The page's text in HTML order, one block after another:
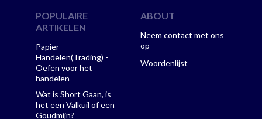
POPULAIRE
ARTIKELEN
Papier
Handelen(Trading) -
Oefen voor het
handelen
Wat is Short Gaan, is
het een Valkuil of een
Goudmijn?
ABOUT
Neem contact met ons
op
Woordenlijst